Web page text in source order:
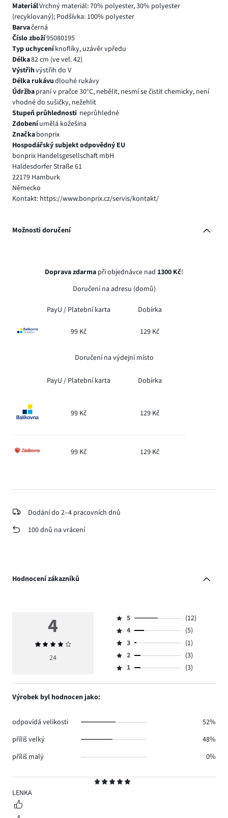
MateriálVrchný materiál: 70% polyester, 30% polyester
(recyklovaný); Podšívka: 100% polyester
Barvačerná
Číslo zboží95080195
Typ uchyceníknoflíky, uzávěr vpředu
Délka82 cm (ve vel. 42)
Výstřihvýstřih do V
Délka rukávudlouhé rukávy
Údržbapraní v pračce 30°C, nebělit, nesmí se čistit chemicky, není
vhodné do sušičky, nežehlit
Stupeň průhlednosti neprůhledné
Zdobeníumělá kožešina
Značkabonprix
Hospodářský subjekt odpovědný EU
bonprix Handelsgesellschaft mbH
Haldesdorfer Straße 61
22179 Hamburk
Německo
Kontakt: https://www.bonprix.cz/servis/kontakt/
Možnosti doručení
Doprava zdarma při objednávce nad 1300 Kč!
Doručení na adresu (domů)
PayU / Platební karta Dobírka
99 Kč 129 Kč
Doručení na výdejní místo
PayU / Platební karta Dobírka
99 Kč 129 Kč
99 Kč 129 Kč
Dodání do 2–4 pracovních dnů
100 dnů na vrácení
Hodnocení zákazníků
5LENKA
4
Průměrné
hodnocení
24
Hodnocení
5,
počet
hlasů
12.
5
(12)
Hodnocení
4,
počet
hlasů
4
(5)
Hodnocení
3,
počet
3
(1)
Hodnocení
2,
2
(3)
Hodnocení
1,
1 (3)
Výrobek byl hodnocen jako:
odpovídá velikosti
52%
příliš velký
48%
příliš malý
0%